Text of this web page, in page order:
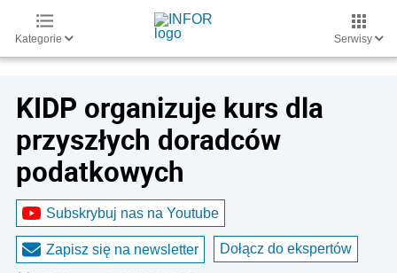
Kategorie Serwisy
KIDP organizuje kurs dla
przyszłych doradców
podatkowych
Subskrybuj nas na Youtube
Zapisz się na newsletter Dołącz do ekspertów